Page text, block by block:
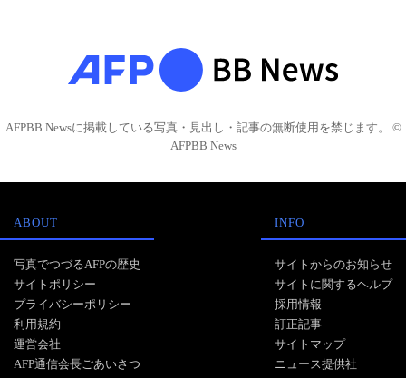
AFPBB Newsに掲載している写真・見出し・記事の無断使用を禁じます。 ©
AFPBB News
ABOUT
写真でつづるAFPの歴史
サイトポリシー
プライバシーポリシー
利用規約
運営会社
AFP通信会長ごあいさつ
INFO
サイトからのお知らせ
サイトに関するヘルプ
採用情報
訂正記事
サイトマップ
ニュース提供社